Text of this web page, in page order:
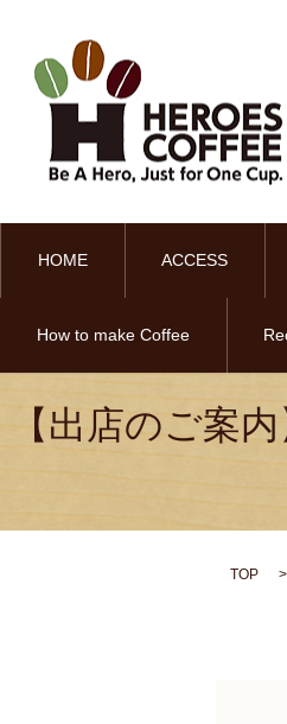
HOME ACCESS
How to make Coffee
【出店のご案
TOP